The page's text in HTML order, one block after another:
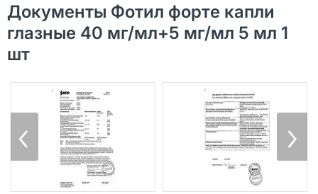
Документы Фотил форте капли
глазные 40 мг/мл+5 мг/мл 5 мл 1
шт